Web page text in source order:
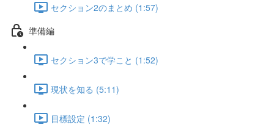
セクション2のまとめ (1:57)
準備編
セクション3で学こと (1:52)
現状を知る (5:11)
目標設定 (1:32)